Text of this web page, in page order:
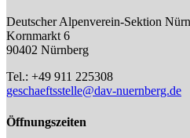
Deutscher Alpenverein-Sektion
Kornmarkt 6
90402 Nürnberg
Tel.: +49 911 225308
geschaeftsstelle@dav-nuernberg.de
Öffnungszeiten